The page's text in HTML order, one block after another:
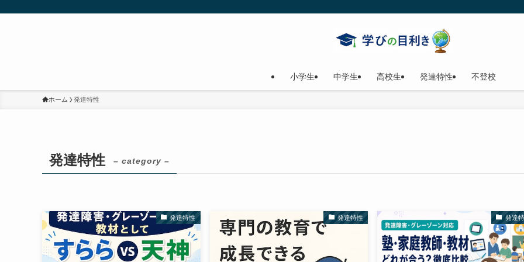
小学生 中学生 高校生 発達特性 不登校
ホーム 発達特性
発達特性 – category –
発達特性 発達特性 発達